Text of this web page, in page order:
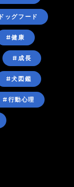
ッグフード
#健康
#成長
#犬図鑑
#行動心理